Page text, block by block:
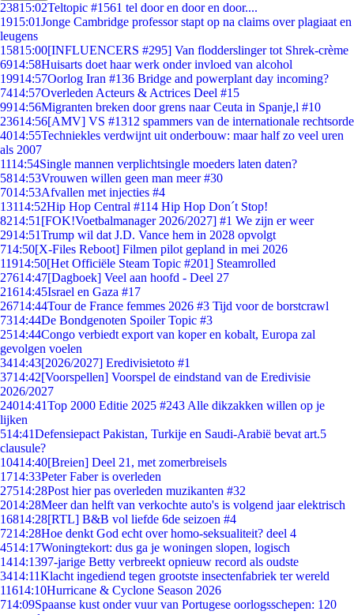
23815:02Teltopic #1561 tel door en door en door....
1915:01Jonge Cambridge professor stapt op na claims over plagiaat en
leugens
15815:00[INFLUENCERS #295] Van flodderslinger tot Shrek-crème
6914:58Huisarts doet haar werk onder invloed van alcohol
19914:57Oorlog Iran #136 Bridge and powerplant day incoming?
7414:57Overleden Acteurs & Actrices Deel #15
9914:56Migranten breken door grens naar Ceuta in Spanje,l #10
23614:56[AMV] VS #1312 spammers van de internationale rechtsorde
4014:55Techniekles verdwijnt uit onderbouw: maar half zo veel uren
als 2007
1114:54Single mannen verplichtsingle moeders laten daten?
5814:53Vrouwen willen geen man meer #30
7014:53Afvallen met injecties #4
13114:52Hip Hop Central #114 Hip Hop Don´t Stop!
8214:51 [FOK!Voetbalmanager 2026/2027] #1 We zijn er weer
2914:51Trump wil dat J.D. Vance hem in 2028 opvolgt
714:50[X-Files Reboot] Filmen pilot gepland in mei 2026
11914:50[Het Officiële Steam Topic #201] Steamrolled
27614:47[Dagboek] Veel aan hoofd - Deel 27
21614:45Israel en Gaza #17
26714:44Tour de France femmes 2026 #3 Tijd voor de borstcrawl
7314:44De Bondgenoten Spoiler Topic #3
2514:44Congo verbiedt export van koper en kobalt, Europa zal
gevolgen voelen
3414:43[2026/2027] Eredivisietoto #1
3714:42[Voorspellen] Voorspel de eindstand van de Eredivisie
2026/2027
24014:41Top 2000 Editie 2025 #243 Alle dikzakken willen op je
lijken
514:41Defensiepact Pakistan, Turkije en Saudi-Arabië bevat art.5
clausule?
10414:40[Breien] Deel 21, met zomerbreisels
1714:33Peter Faber is overleden
27514:28Post hier pas overleden muzikanten #32
2014:28Meer dan helft van verkochte auto's is volgend jaar elektrisch
16814:28[RTL] B&B vol liefde 6de seizoen #4
7214:28Hoe denkt God echt over homo-seksualiteit? deel 4
4514:17Woningtekort: dus ga je woningen slopen, logisch
1414:1397-jarige Betty verbreekt opnieuw record als oudste
3414:11Klacht ingediend tegen grootste insectenfabriek ter wereld
11614:10Hurricane & Cyclone Season 2026
714:09Spaanse kust onder vuur van Portugese oorlogsschepen: 120